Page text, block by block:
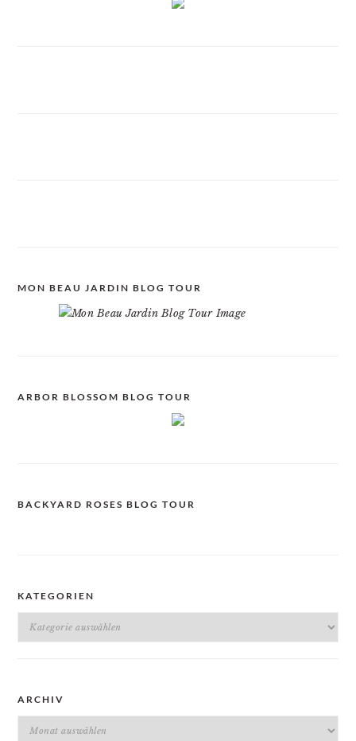
MON BEAU JARDIN BLOG TOUR
ARBOR BLOSSOM BLOG TOUR
BACKYARD ROSES BLOG TOUR
KATEGORIEN
Kategorien
ARCHIV
Archiv